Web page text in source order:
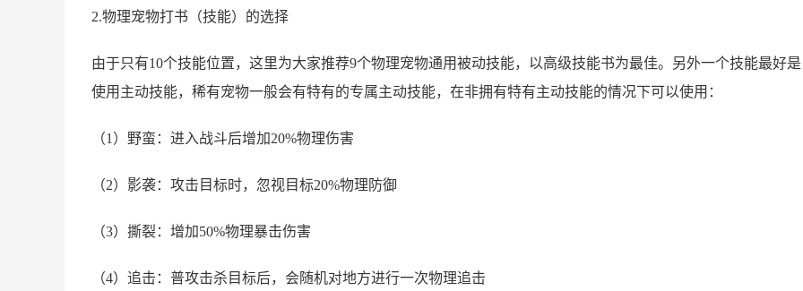
2.物理宠物打书（技能）的选择
由于只有10个技能位置，这里为大家推荐9个物理宠物通用被动技能，以高级技能书为最佳。另外一个技能最好是
使用主动技能，稀有宠物一般会有特有的专属主动技能，在非拥有特有主动技能的情况下可以使用：
（1）野蛮：进入战斗后增加20%物理伤害
（2）影袭：攻击目标时，忽视目标20%物理防御
（3）撕裂：增加50%物理暴击伤害
（4）追击：普攻击杀目标后，会随机对地方进行一次物理追击